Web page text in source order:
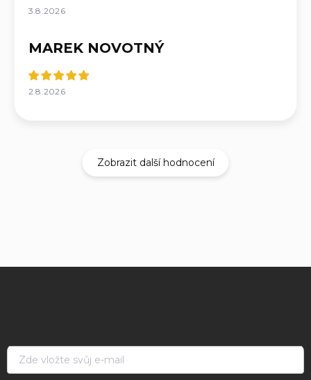
3.8.2026
MAREK NOVOTNÝ
2.8.2026
Zobrazit další hodnocení